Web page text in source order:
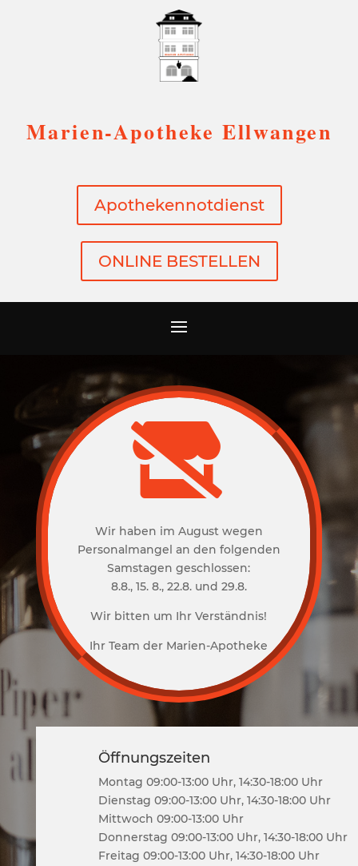
Marien-Apotheke Ellwangen
Apothekennotdienst
ONLINE BESTELLEN

Wir haben im August wegen
Personalmangel an den folgenden
Samstagen geschlossen:
8.8., 15. 8., 22.8. und 29.8.
Wir bitten um Ihr Verständnis!
Ihr Team der Marien-Apotheke
Öffnungszeiten
Montag 09:00-13:00 Uhr, 14:30-18:00 Uhr
Dienstag 09:00-13:00 Uhr, 14:30-18:00 Uhr
Mittwoch 09:00-13:00 Uhr
Donnerstag 09:00-13:00 Uhr, 14:30-18:00 Uhr
Freitag 09:00-13:00 Uhr, 14:30-18:00 Uhr